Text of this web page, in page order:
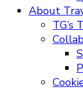
About
TG’s